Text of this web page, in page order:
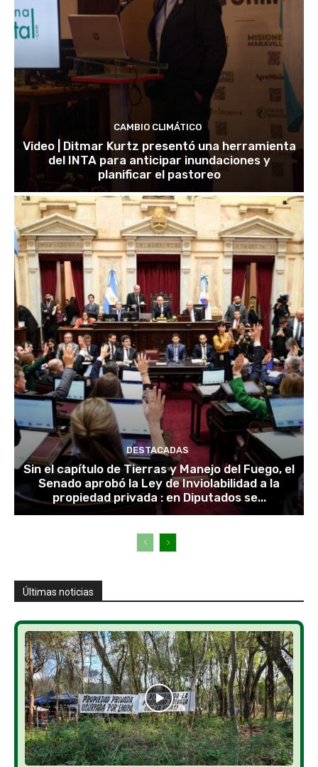
CAMBIO CLIMÁTICO
Video | Ditmar Kurtz presentó una herramienta
del INTA para anticipar inundaciones y
planificar el pastoreo
DESTACADAS
Sin el capítulo de Tierras y Manejo del Fuego, el
Senado aprobó la Ley de Inviolabilidad a la
propiedad privada : en Diputados se...
Últimas noticias